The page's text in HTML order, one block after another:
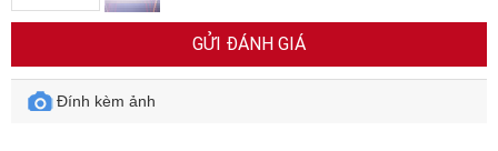
GỬI ĐÁNH GIÁ
Đính kèm ảnh